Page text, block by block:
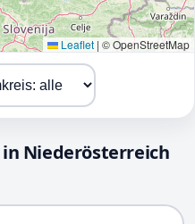
Leaflet | © OpenStreetMap
Niederösterreich